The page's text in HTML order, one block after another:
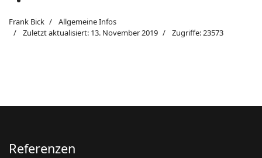
Frank Bick
Allgemeine Infos
Zuletzt aktualisiert: 13. November 2019
Zugriffe: 23573
Referenzen